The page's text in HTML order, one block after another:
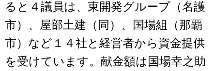
ると４議員は、東開発グループ（名護
市）、屋部土建（同）、国場組（那覇
市）など１４社と経営者から資金提供
を受けています。献金額は国場幸之助